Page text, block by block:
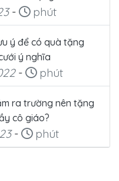
- Thời gian đọc
phút
ý để có quà tặng
ý nghĩa
- Thời gian đọc
phút
ra trường nên tặng
cô giáo?
- Thời gian đọc
phút